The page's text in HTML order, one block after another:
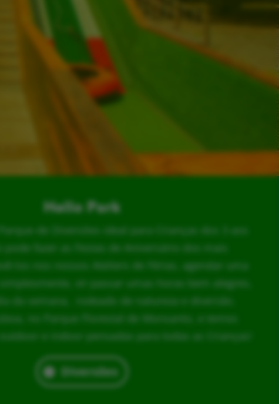
Hello Park
de Diversões ideal para Crianças dos 3 aos
pode fazer as Festas de Aniversário dos mais
los nos nossos Ateliers de Férias, agendar uma
vir passar umas horas bem alegres,
da semana, rodeado de natureza e diversão.
no Parque Florestal de Monsanto, e temos
e indoor pensadas para todas as Crianças!
Diversões